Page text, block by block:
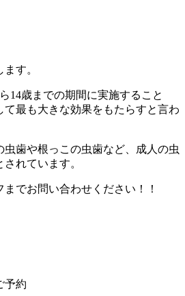
す。
14歳までの期間に実施すること
て最も大きな効果をもたらすと言わ
虫歯や根っこの虫歯など、成人の虫
れています。
でお問い合わせください！！
予約